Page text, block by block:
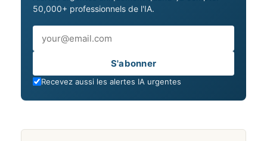
50,000+ professionnels de l'IA.
S'abonner
Recevez aussi les alertes IA urgentes